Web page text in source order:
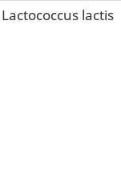
Lactococcus lactis